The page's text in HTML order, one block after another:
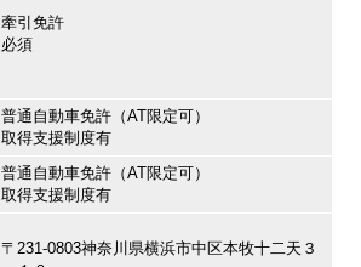
牽引免許
必須
普通自動車免許（AT限定可）
取得支援制度有
普通自動車免許（AT限定可）
取得支援制度有
〒231-0803神奈川県横浜市中区本牧十二天３